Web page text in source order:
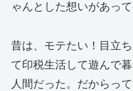
ゃんとした想いがあって
昔は、モテたい！目立
て印税生活して遊んで
人間だった。だからっ